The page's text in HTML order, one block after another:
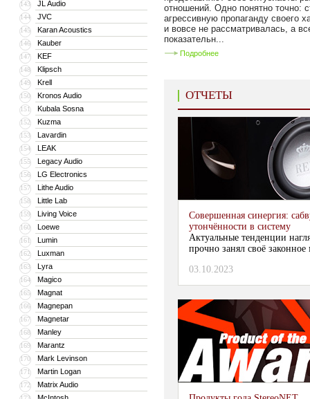
143 JL Audio
144 JVC
145 Karan Acoustics
146 Kauber
147 KEF
148 Klipsch
149 Krell
150 Kronos Audio
151 Kubala Sosna
152 Kuzma
153 Lavardin
154 LEAK
155 Legacy Audio
156 LG Electronics
157 Lithe Audio
158 Little Lab
159 Living Voice
160 Loewe
161 Lumin
162 Luxman
163 Lyra
164 Magico
165 Magnat
166 Magnepan
167 Magnetar
168 Manley
169 Marantz
170 Mark Levinson
171 Martin Logan
172 Matrix Audio
отношений. Одно понятно точно:
агрессивную пропаганду своего
и вовсе не рассматривалась, а
показательн...
Подробнее
ОТЧЕТЫ
Совершенная синергия:
утончённости в систему
Актуальные тенденции
прочно занял своё законное
03.10.2023